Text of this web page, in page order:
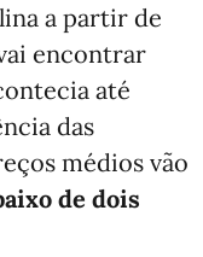
a partir de
encontrar
até
das
médios vão
de dois